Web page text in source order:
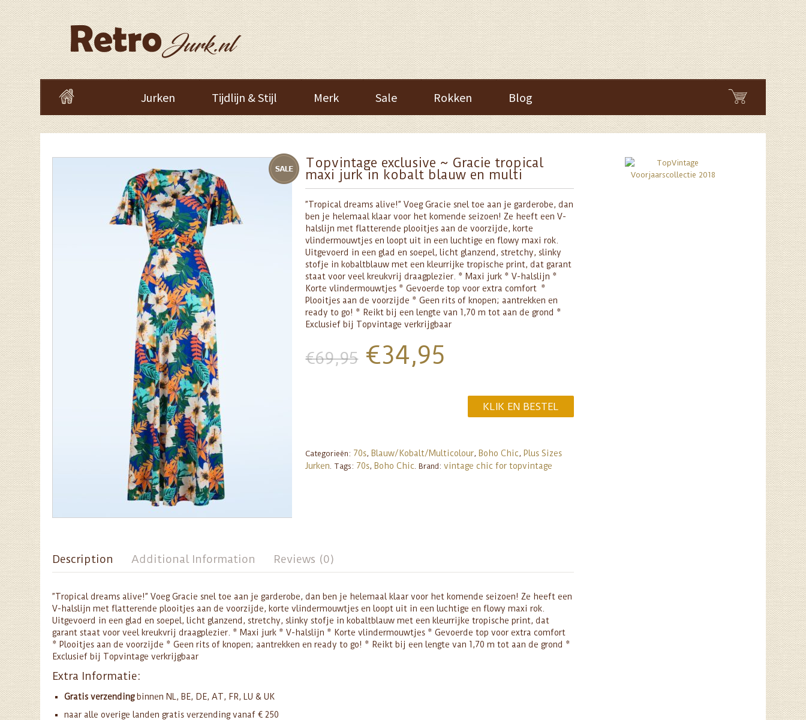
Jurken Tijdlijn & Stijl Merk Sale Rokken Blog
Topvintage exclusive ~ Gracie tropical
maxi jurk in kobalt blauw en multi
”Tropical dreams alive!” Voeg Gracie snel toe aan je garderobe, dan
ben je helemaal klaar voor het komende seizoen! Ze heeft een V-
halslijn met flatterende plooitjes aan de voorzijde, korte
vlindermouwtjes en loopt uit in een luchtige en flowy maxi rok.
Uitgevoerd in een glad en soepel, licht glanzend, stretchy, slinky
stofje in kobaltblauw met een kleurrijke tropische print, dat garant
staat voor veel kreukvrij draagplezier. * Maxi jurk * V-halslijn *
Korte vlindermouwtjes * Gevoerde top voor extra comfort *
Plooitjes aan de voorzijde * Geen rits of knopen; aantrekken en
ready to go! * Reikt bij een lengte van 1,70 m tot aan de grond *
Exclusief bij Topvintage verkrijgbaar
€69,95 €34,95
KLIK EN BESTEL
Categorieën: 70s, Blauw/Kobalt/Multicolour, Boho Chic, Plus Sizes
Jurken. Tags: 70s, Boho Chic. Brand:vintage chic for topvintage
Description Additional Information Reviews (0)
”Tropical dreams alive!” Voeg Gracie snel toe aan je garderobe, dan ben je helemaal klaar voor het komende seizoen! Ze heeft een
V-halslijn met flatterende plooitjes aan de voorzijde, korte vlindermouwtjes en loopt uit in een luchtige en flowy maxi rok.
Uitgevoerd in een glad en soepel, licht glanzend, stretchy, slinky stofje in kobaltblauw met een kleurrijke tropische print, dat
garant staat voor veel kreukvrij draagplezier. * Maxi jurk * V-halslijn * Korte vlindermouwtjes * Gevoerde top voor extra comfort
* Plooitjes aan de voorzijde * Geen rits of knopen; aantrekken en ready to go! * Reikt bij een lengte van 1,70 m tot aan de grond *
Exclusief bij Topvintage verkrijgbaar
Extra Informatie:
Gratis verzendingbinnen NL, BE, DE, AT, FR, LU & UK
naar alle overige landen gratis verzending vanaf € 250